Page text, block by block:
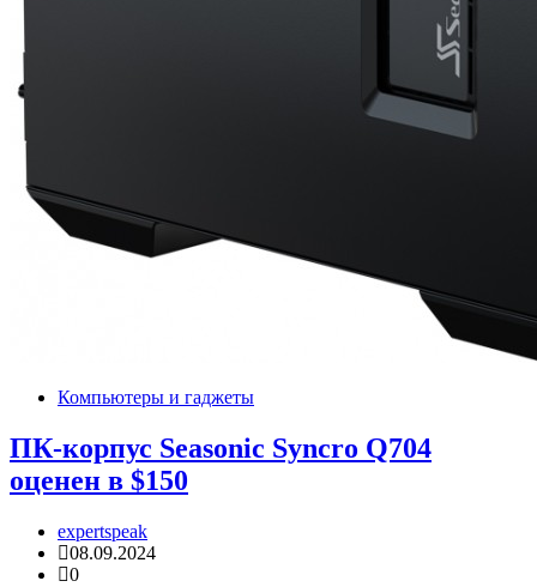
Компьютеры и гаджеты
ПК-корпус Seasonic Syncro Q704
оценен в $150
expertspeak
08.09.2024
0